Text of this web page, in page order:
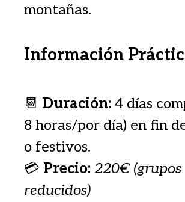
montañas.
Información
📆 Duración: 4 días
8 horas/por día) en fin
o festivos.
💳 Precio: 220€ (grupos
reducidos)